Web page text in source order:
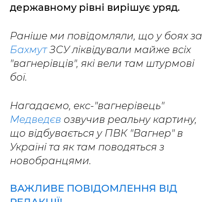
державному рівні вирішує уряд.
Раніше ми повідомляли, що у боях за
БахмутЗСУ ліквідували майже всіх
"вагнерівців", які вели там штурмові
бої.
Нагадаємо, екс-"вагнерівець"
Медведєв озвучив реальну картину,
що відбувається у ПВК "Вагнер" в
Україні та як там поводяться з
новобранцями.
ВАЖЛИВЕ ПОВІДОМЛЕННЯ ВІД